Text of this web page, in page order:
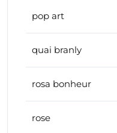
pop art
quai branly
rosa bonheur
rose